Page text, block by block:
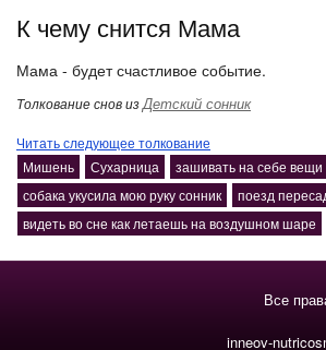
К чему снится Мама
Мама - будет счастливое событие.
Толкование снов изДетский сонник
Читать следующее толкование
Мишень
Сухарница зашивать на себе вещи
собака укусила мою руку сонник
поезд
видеть во сне как летаешь на воздушном шаре
Все
inneov-